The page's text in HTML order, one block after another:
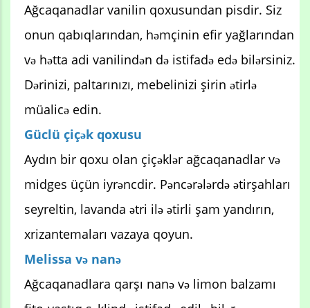
Ağcaqanadlar vanilin qoxusundan pisdir. Siz
onun qabıqlarından, həmçinin efir yağlarından
və hətta adi vanilindən də istifadə edə bilərsiniz.
Dərinizi, paltarınızı, mebelinizi şirin ətirlə
müalicə edin.
Güclü çiçək qoxusu
Aydın bir qoxu olan çiçəklər ağcaqanadlar və
midges üçün iyrəncdir. Pəncərələrdə ətirşahları
seyreltin, lavanda ətri ilə ətirli şam yandırın,
xrizantemaları vazaya qoyun.
Melissa və nanə
Ağcaqanadlara qarşı nanə və limon balzamı